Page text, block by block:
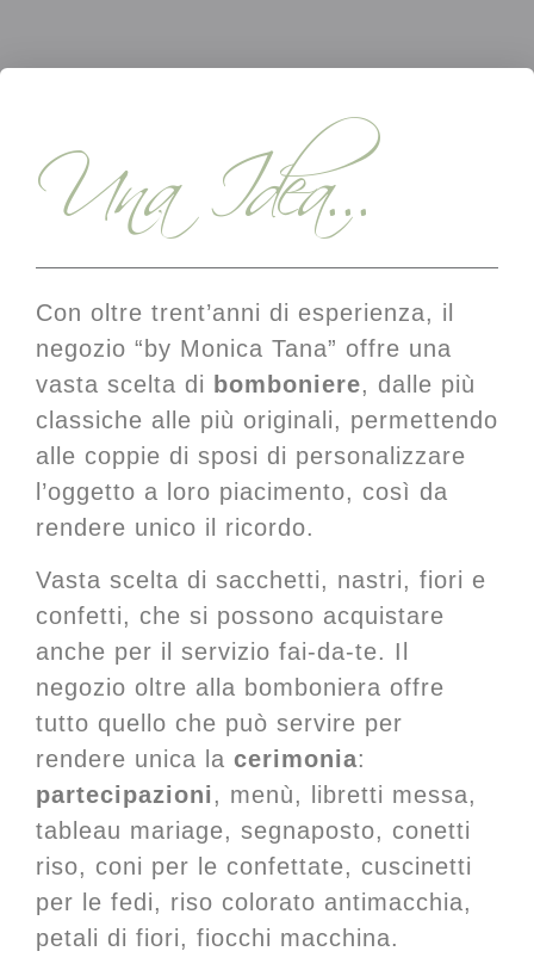
Una Idea...
Con oltre trent’anni di esperienza, il
negozio “by Monica Tana” offre una
vasta scelta di bomboniere, dalle più
classiche alle più originali, permettendo
alle coppie di sposi di personalizzare
l’oggetto a loro piacimento, così da
rendere unico il ricordo.
Vasta scelta di sacchetti, nastri, fiori e
confetti, che si possono acquistare
anche per il servizio fai-da-te. Il
negozio oltre alla bomboniera offre
tutto quello che può servire per
rendere unica la cerimonia:
partecipazioni , menù, libretti messa,
tableau mariage, segnaposto, conetti
riso, coni per le confettate, cuscinetti
per le fedi, riso colorato antimacchia,
petali di fiori, fiocchi macchina.